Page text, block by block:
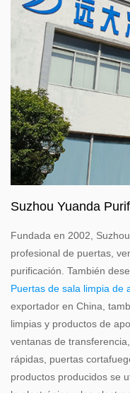
Suzhou Yuanda
Fundada en 2002,
profesional de puertas,
purificación. También
Puertas de sala limpia de
exportador en China,
limpias y productos de
ventanas de
rápidas, puertas
productos producidos se